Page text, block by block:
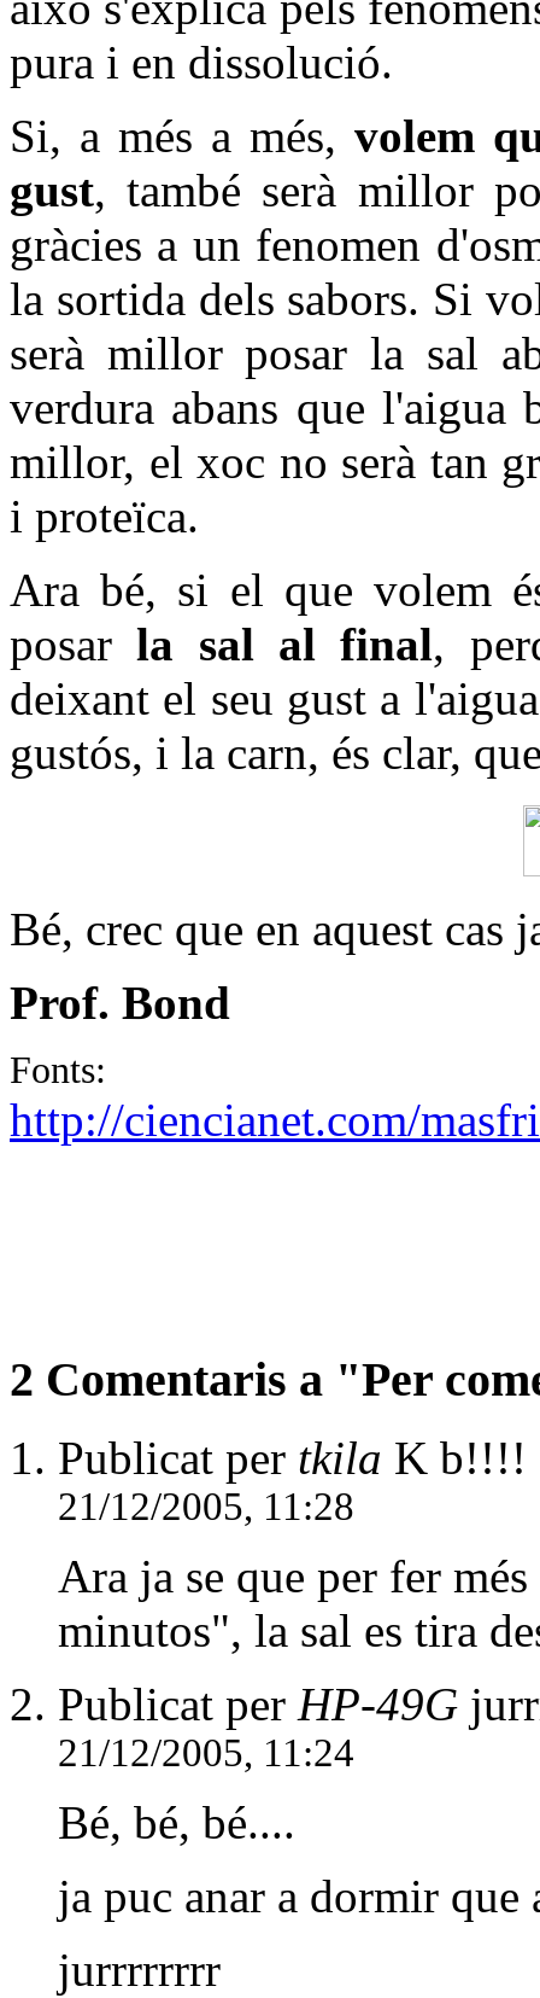
pura i en dissolució.
Si, a més a més, volem
gust, també serà millor
gràcies a un fenomen
la sortida dels sabors. Si
serà millor posar la sal
verdura abans que l'aigua
millor, el xoc no serà tan
i proteïca.
Ara bé, si el que volem
posarla sal al final,
deixant el seu gust a
gustós, i la carn, és clar,
Bé, crec que en aquest
Prof. Bond
Fonts:
http://ciencianet.com/
2 Comentaris a "Per
Publicat per tkila K b!!!!
21/12/2005, 11:28
Ara ja se que per fer
minutos", la sal es tira
Publicat per HP-49G
21/12/2005, 11:24
Bé, bé, bé....
ja puc anar a dormir que
jurrrrrrrr